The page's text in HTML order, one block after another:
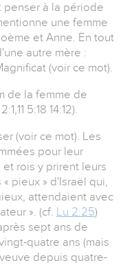
penser à la période
une femme
et Anne. En tout
autre mère :
(voir ce mot).
de la femme de
5:18 14:12).
(voir ce mot). Les
pour leur
rois y prirent leurs
pieux » d'Israël qui,
attendaient avec
». (cf. Lu 2:25)
sept ans de
quatre ans (mais
depuis quatre-